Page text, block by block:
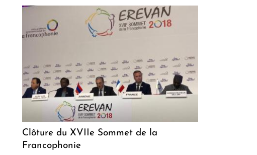
Clôture du XVIIe Sommet de la
Francophonie